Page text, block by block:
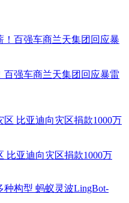
强车商兰天集团回应暴雷
比亚迪向灾区捐款1000万